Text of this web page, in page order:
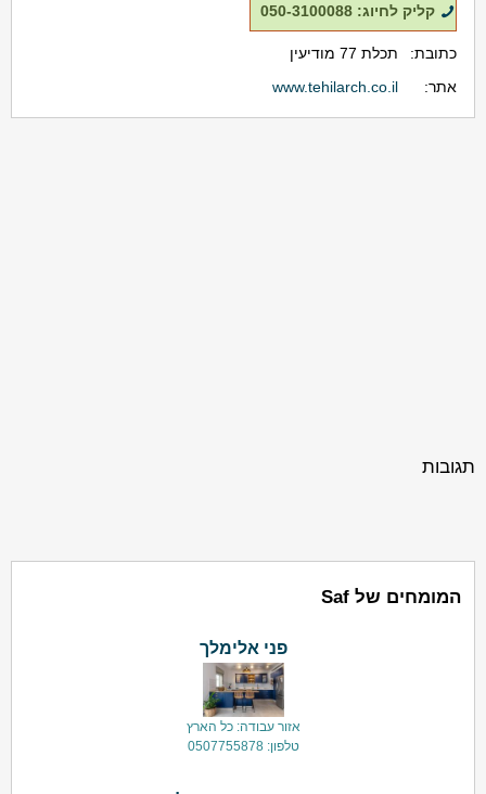
קליק לחיוג: 050-3100088
כתובת:
תכלת 77 מודיעין
אתר:
www.tehilarch.co.il
תגובות
המומחים של Saf
פני אלימלך
אזור עבודה: כל הארץ
טלפון: 0507755878